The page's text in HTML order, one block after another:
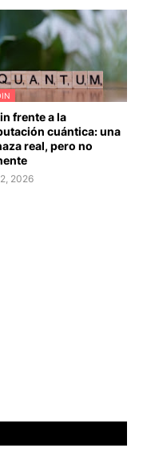
frente a la
cuántica: una
real, pero no
2026